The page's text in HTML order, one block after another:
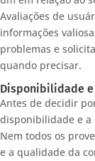
Avaliações de
informações
problemas e
quando precisar.
Disponibilidade e
Antes de decidir
disponibilidade e a
Nem todos os
e a qualidade da